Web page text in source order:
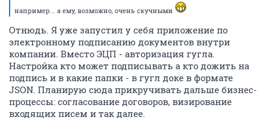
например... а ему, возможно, очень скучными
Отнюдь. Я уже запустил у себя приложение по
электронному подписанию документов внутри
компании. Вместо ЭЦП - авторизация гугла.
Настройка кто может подписывать а кто дожить на
подпись и в какие папки - в гугл доке в формате
JSON. Планирую сюда прикручивать дальше бизнес-
процессы: согласование договоров, визирование
входящих писем и так далее.